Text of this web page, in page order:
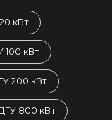
кВт
100 кВт
200 кВт
800 кВт